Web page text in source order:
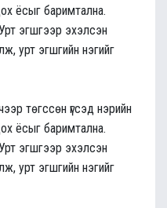
ёсыг баримтална.
эгшгээр эхэлсэн
урт эгшгийн нэгийг
төгссөн үгсэд нэрийн
ёсыг баримтална.
эгшгээр эхэлсэн
урт эгшгийн нэгийг